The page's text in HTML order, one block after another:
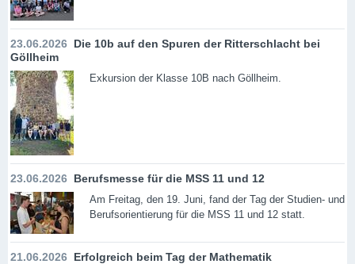
23.06.2026 Die 10b auf den Spuren der Ritterschlacht bei
Göllheim
Exkursion der Klasse 10B nach Göllheim.
23.06.2026 Berufsmesse für die MSS 11 und 12
Am Freitag, den 19. Juni, fand der Tag der Studien- und
Berufsorientierung für die MSS 11 und 12 statt.
21.06.2026 Erfolgreich beim Tag der Mathematik